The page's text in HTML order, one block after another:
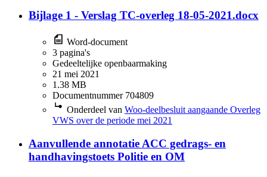
Bijlage 1 - Verslag TC-overleg 18-05-2021.docx
Word-document
3 pagina's
Gedeeltelijke openbaarmaking
21 mei 2021
1.38 MB
Documentnummer 704809
Onderdeel van Woo-deelbesluit aangaande Overleg
VWS over de periode mei 2021
Aanvullende annotatie ACC gedrags- en
handhavingstoets Politie en OM